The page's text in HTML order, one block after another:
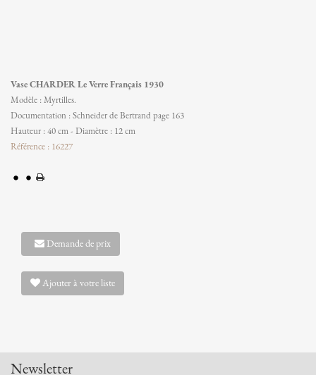
Vase CHARDER Le Verre Français 1930
Modèle : Myrtilles.
Documentation : Schneider de Bertrand page 163
Hauteur : 40 cm - Diamètre : 12 cm
Référence : 16227
Demande de prix
Ajouter à votre liste
Newsletter